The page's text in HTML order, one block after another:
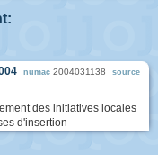
numac 2004031138 source
des initiatives locales
d'insertion